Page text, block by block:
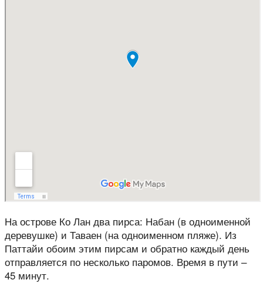
На острове Ко Лан два пирса: Набан (в одноименной
деревушке) и Таваен (на одноименном пляже). Из
Паттайи обоим этим пирсам и обратно каждый день
отправляется по несколько паромов. Время в пути –
45 минут.